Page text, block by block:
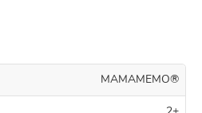
MAMAMEMO®